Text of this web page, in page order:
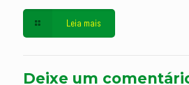
Leia mais
Deixe um